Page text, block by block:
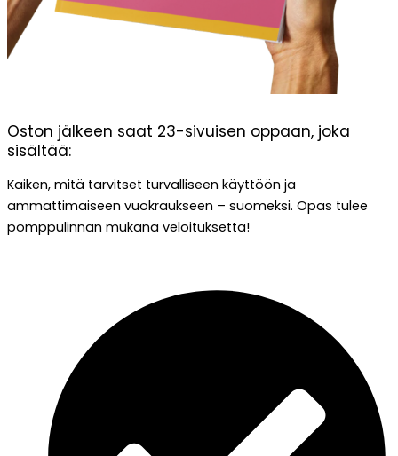
Oston jälkeen saat 23-sivuisen oppaan, joka
sisältää:
Kaiken, mitä tarvitset turvalliseen käyttöön ja
ammattimaiseen vuokraukseen – suomeksi. Opas tulee
pomppulinnan mukana veloituksetta!